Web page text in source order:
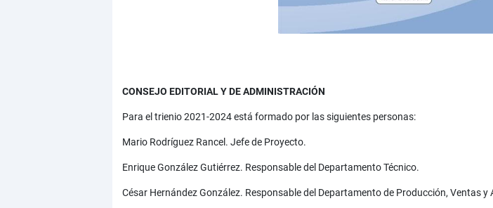
CONSEJO EDITORIAL Y DE ADMINISTRACIÓN
Para el trienio 2021-2024 está formado por las siguientes personas:
Mario Rodríguez Rancel. Jefe de Proyecto.
Enrique González Gutiérrez. Responsable del Departamento Técnico.
César Hernández González. Responsable del Departamento de Producción, Ventas y